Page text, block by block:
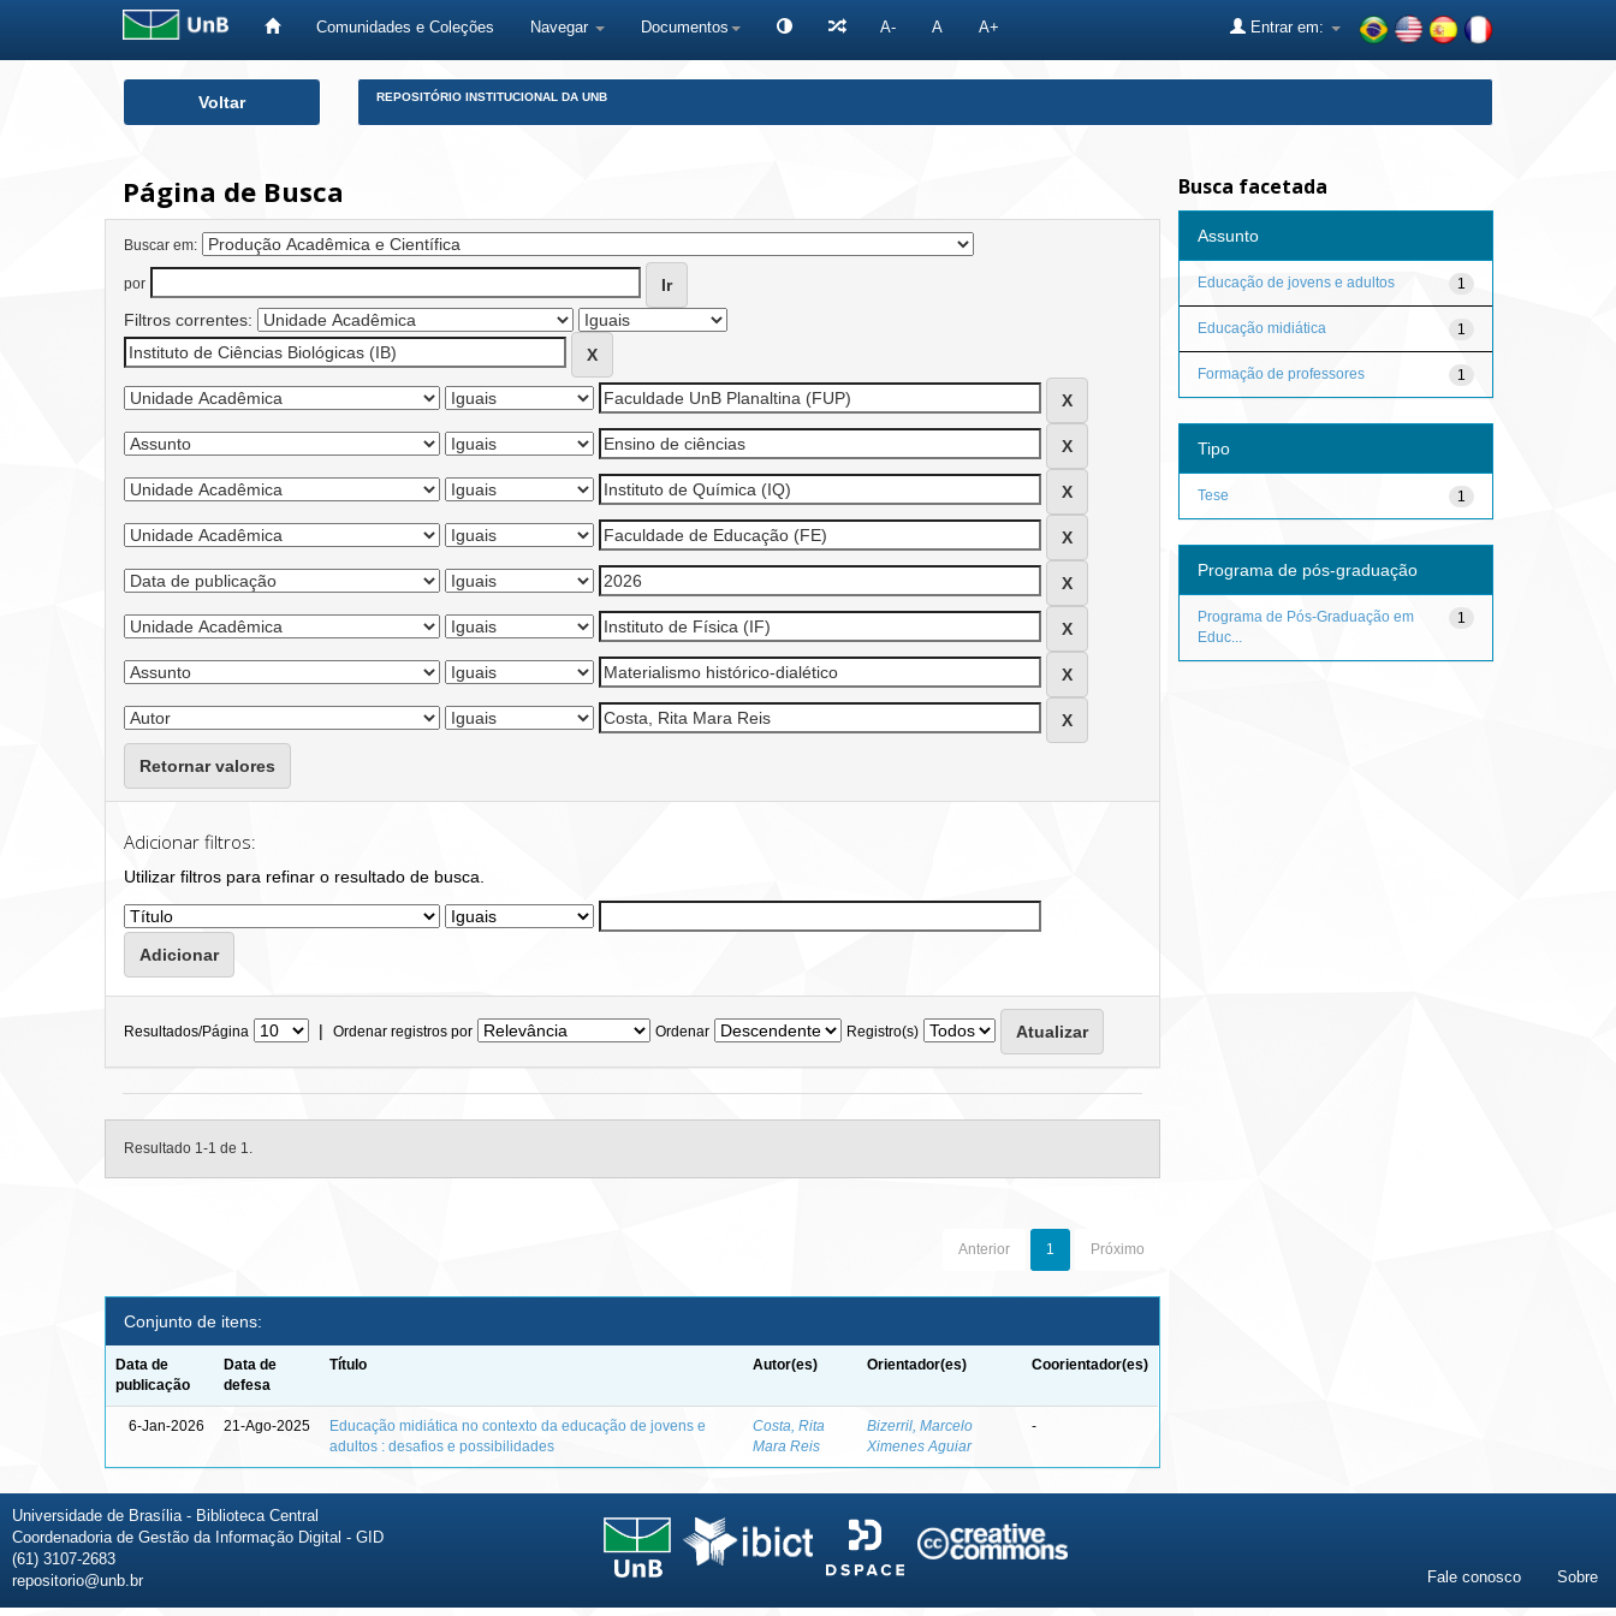
Comunidades e Coleções Navegar Documentos A- A A+ Entrar em:
Voltar REPOSITÓRIO INSTITUCIONAL DA UNB
Página de Busca
Buscar em:
por
Filtros correntes:
Retornar valores
Adicionar filtros:
Utilizar filtros para refinar o resultado de busca.
Resultados/Página | Ordenar registros por Ordenar Registro(s)
Resultado 1-1 de 1.
Anterior 1 Próximo
Conjunto de itens:
Data de
publicação
Data de
defesa
Título Autor(es) Orientador(es) Coorientador(es)
6-Jan-2026 21-Ago-2025
Educação midiática no contexto da educação de jovens e
adultos : desafios e possibilidades
Costa, Rita
Mara Reis
Bizerril, Marcelo
Ximenes Aguiar
-
Busca facetada
Assunto
1
Educação de jovens e adultos
1
Educação midiática
1
Formação de professores
Tipo
1
Tese
Programa de pós-graduação
1
Programa de Pós-Graduação em
Educ...
Universidade de Brasília - Biblioteca Central
Coordenadoria de Gestão da Informação Digital - GID
(61) 3107-2683
repositorio@unb.br
Fale conosco Sobre